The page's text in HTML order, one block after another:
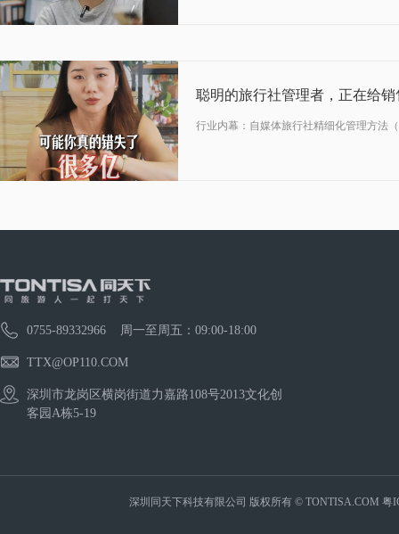
2026
行业内幕：自媒体旅行社精细化管理方法
0755-89332966 周一至周五：09:00-18:00
TTX@OP110.COM
深圳市龙岗区横岗街道力嘉路108号2013文化创
客园A栋5-19
深圳同天下科技有限公司 版权所有 © TONTISA.COM 粤